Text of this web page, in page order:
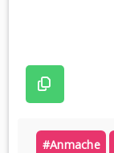
#anmache